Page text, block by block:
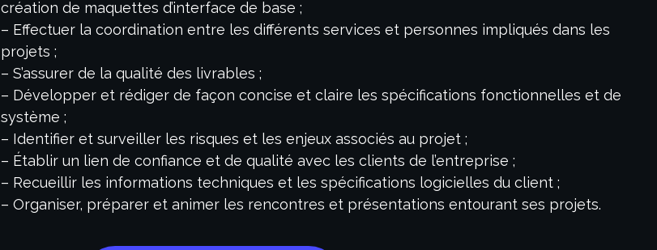
création de maquettes d’interface de base ;
– Effectuer la coordination entre les différents services et personnes impliqués dans les
projets ;
– S’assurer de la qualité des livrables ;
– Développer et rédiger de façon concise et claire les spécifications fonctionnelles et de
système ;
– Identifier et surveiller les risques et les enjeux associés au projet ;
– Établir un lien de confiance et de qualité avec les clients de l’entreprise ;
– Recueillir les informations techniques et les spécifications logicielles du client ;
– Organiser, préparer et animer les rencontres et présentations entourant ses projets.